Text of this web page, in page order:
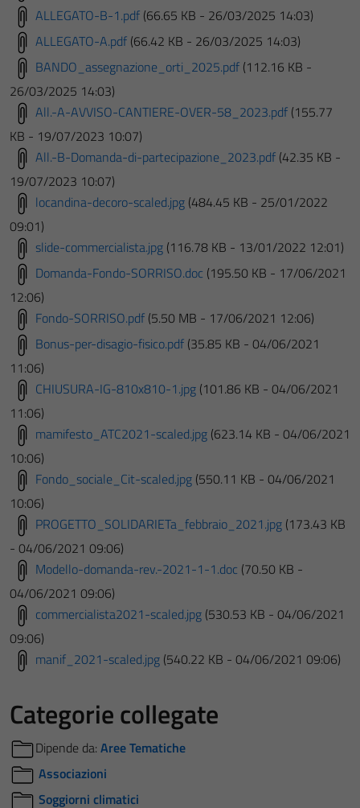
ALLEGATO-B-1.pdf (66.65 KB - 26/03/2025 14:03)
ALLEGATO-A.pdf (66.42 KB - 26/03/2025 14:03)
BANDO_assegnazione_orti_2025.pdf (112.16 KB -
26/03/2025 14:03)
All.-A-AVVISO-CANTIERE-OVER-58_2023.pdf (155.77
KB - 19/07/2023 10:07)
All.-B-Domanda-di-partecipazione_2023.pdf (42.35 KB -
19/07/2023 10:07)
locandina-decoro-scaled.jpg (484.45 KB - 25/01/2022
09:01)
slide-commercialista.jpg (116.78 KB - 13/01/2022 12:01)
Domanda-Fondo-SORRISO.doc (195.50 KB - 17/06/2021
12:06)
Fondo-SORRISO.pdf (5.50 MB - 17/06/2021 12:06)
Bonus-per-disagio-fisico.pdf (35.85 KB - 04/06/2021
11:06)
CHIUSURA-IG-810x810-1.jpg (101.86 KB - 04/06/2021
11:06)
mamifesto_ATC2021-scaled.jpg (623.14 KB - 04/06/2021
10:06)
Fondo_sociale_Cit-scaled.jpg (550.11 KB - 04/06/2021
10:06)
PROGETTO_SOLIDARIETa_febbraio_2021.jpg (173.43 KB
- 04/06/2021 09:06)
Modello-domanda-rev.-2021-1-1.doc (70.50 KB -
04/06/2021 09:06)
commercialista2021-scaled.jpg (530.53 KB - 04/06/2021
09:06)
manif_2021-scaled.jpg (540.22 KB - 04/06/2021 09:06)
Categorie collegate
Dipende da: Aree Tematiche
Associazioni
Soggiorni climatici